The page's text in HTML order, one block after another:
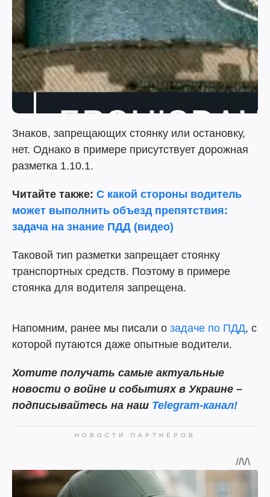
Знаков, запрещающих стоянку или остановку,
нет. Однако в примере присутствует дорожная
разметка 1.10.1.
Читайте также: С какой стороны водитель
может выполнить объезд препятствия:
задача на знание ПДД (видео)
Таковой тип разметки запрещает стоянку
транспортных средств. Поэтому в примере
стоянка для водителя запрещена.
Напомним, ранее мы писали о задаче по ПДД, с
которой путаются даже опытные водители.
Хотите получать самые актуальные
новости о войне и событиях в Украине –
подписывайтесь на наш Telegram-канал!